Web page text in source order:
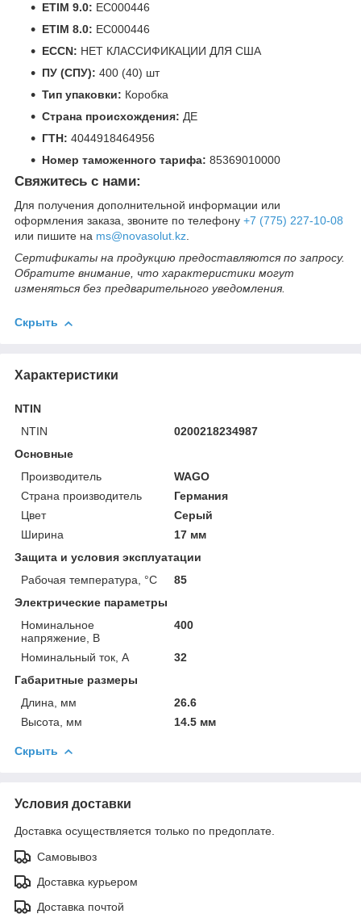
ETIM 9.0: EC000446
ETIM 8.0: EC000446
ECCN: НЕТ КЛАССИФИКАЦИИ ДЛЯ США
ПУ (СПУ): 400 (40) шт
Тип упаковки: Коробка
Страна происхождения: ДЕ
ГТН: 4044918464956
Номер таможенного тарифа: 85369010000
Свяжитесь с нами:
Для получения дополнительной информации или
оформления заказа, звоните по телефону +7 (775) 227-10-08
или пишите на ms@novasolut.kz.
Сертификаты на продукцию предоставляются по запросу.
Обратите внимание, что характеристики могут
изменяться без предварительного уведомления.
Скрыть
Характеристики
NTIN
NTIN
0200218234987
Основные
Производитель
WAGO
Страна производитель
Германия
Цвет
Серый
Ширина
17 мм
Защита и условия эксплуатации
Рабочая температура, °C
85
Электрические параметры
Номинальное
напряжение, В
400
Номинальный ток, A
32
Габаритные размеры
Длина, мм
26.6
Высота, мм
14.5 мм
Скрыть
Условия доставки
Доставка осуществляется только по предоплате.
Самовывоз
Доставка курьером
Доставка почтой